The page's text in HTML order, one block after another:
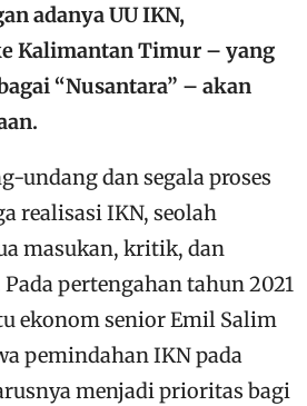
adanya UU IKN,
Kalimantan Timur – yang
“Nusantara” – akan
undang dan segala proses
realisasi IKN, seolah
masukan, kritik, dan
pertengahan tahun 2021
ekonom senior Emil Salim
pemindahan IKN pada
menjadi prioritas bagi